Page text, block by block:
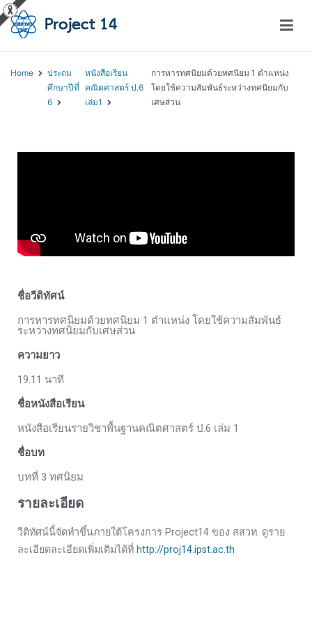
Home
ประถม
ศึกษาปีที่
6
หนังสือเรียน
คณิตศาสตร์ ป.6
เล่ม1
การหารทศนิยมด้วยทศนิยม 1 ตำแหน่ง
โดยใช้ความสัมพันธ์ระหว่างทศนิยมกับ
เศษส่วน
ชื่อวีดิทัศน์
การหารทศนิยมด้วยทศนิยม 1 ตำแหน่ง โดยใช้ความสัมพันธ์
ระหว่างทศนิยมกับเศษส่วน
ความยาว
19.11 นาที
ชื่อหนังสือเรียน
หนังสือเรียนรายวิชาพื้นฐานคณิตศาสตร์ ป.6 เล่ม 1
ชื่อบท
บทที่ 3 ทศนิยม
รายละเอียด
วีดิทัศน์นี้จัดทำขึ้นภายใต้โครงการ Project14 ของ สสวท. ดูราย
ละเอียดละเอียดเพิ่มเติมได้ที่ http://proj14.ipst.ac.th